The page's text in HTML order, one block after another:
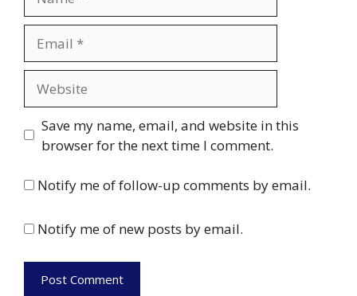
Save my name, email, and website in this
browser for the next time I comment.
Notify me of follow-up comments by email.
Notify me of new posts by email.